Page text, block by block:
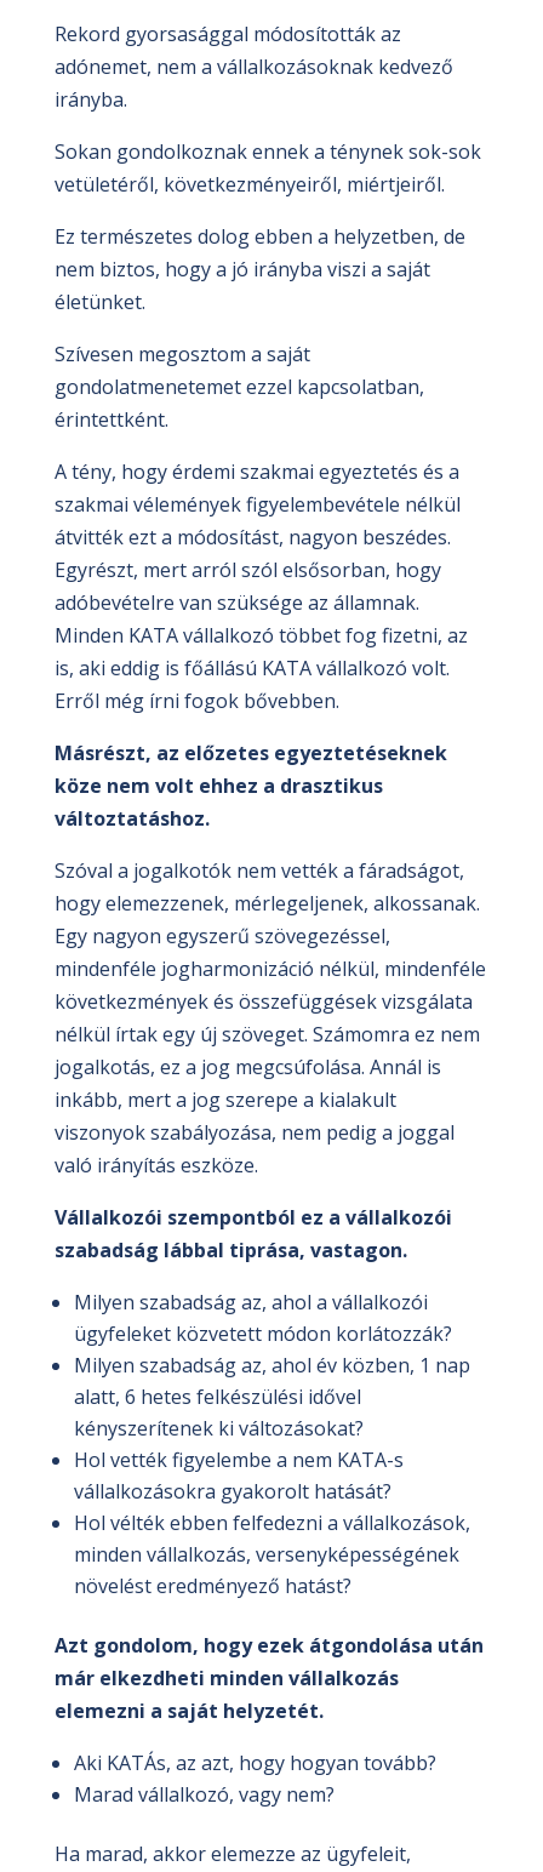
Rekord gyorsasággal módosították az
adónemet, nem a vállalkozásoknak kedvező
irányba.
Sokan gondolkoznak ennek a ténynek sok-sok
vetületéről, következményeiről, miértjeiről.
Ez természetes dolog ebben a helyzetben, de
nem biztos, hogy a jó irányba viszi a saját
életünket.
Szívesen megosztom a saját
gondolatmenetemet ezzel kapcsolatban,
érintettként.
A tény, hogy érdemi szakmai egyeztetés és a
szakmai vélemények figyelembevétele nélkül
átvitték ezt a módosítást, nagyon beszédes.
Egyrészt, mert arról szól elsősorban, hogy
adóbevételre van szüksége az államnak.
Minden KATA vállalkozó többet fog fizetni, az
is, aki eddig is főállású KATA vállalkozó volt.
Erről még írni fogok bővebben.
Másrészt, az előzetes egyeztetéseknek
köze nem volt ehhez a drasztikus
változtatáshoz.
Szóval a jogalkotók nem vették a fáradságot,
hogy elemezzenek, mérlegeljenek, alkossanak.
Egy nagyon egyszerű szövegezéssel,
mindenféle jogharmonizáció nélkül, mindenféle
következmények és összefüggések vizsgálata
nélkül írtak egy új szöveget. Számomra ez nem
jogalkotás, ez a jog megcsúfolása. Annál is
inkább, mert a jog szerepe a kialakult
viszonyok szabályozása, nem pedig a joggal
való irányítás eszköze.
Vállalkozói szempontból ez a vállalkozói
szabadság lábbal tiprása, vastagon.
Milyen szabadság az, ahol a vállalkozói
ügyfeleket közvetett módon korlátozzák?
Milyen szabadság az, ahol év közben, 1 nap
alatt, 6 hetes felkészülési idővel
kényszerítenek ki változásokat?
Hol vették figyelembe a nem KATA-s
vállalkozásokra gyakorolt hatását?
Hol vélték ebben felfedezni a vállalkozások,
minden vállalkozás, versenyképességének
növelést eredményező hatást?
Azt gondolom, hogy ezek átgondolása után
már elkezdheti minden vállalkozás
elemezni a saját helyzetét.
Aki KATÁs, az azt, hogy hogyan tovább?
Marad vállalkozó, vagy nem?
Ha marad, akkor elemezze az ügyfeleit,